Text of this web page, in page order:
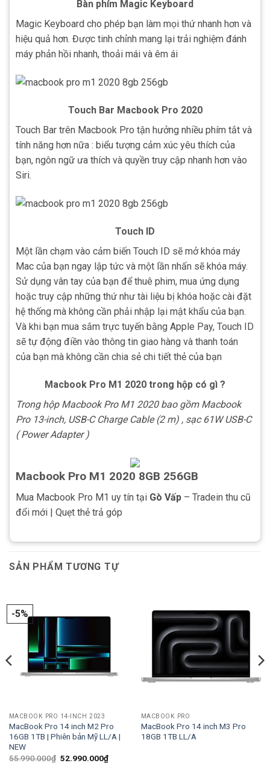
Bàn phím Magic Keyboard
Magic Keyboard cho phép bạn làm mọi thứ nhanh hơn và
hiệu quả hơn. Được tinh chỉnh mang lại trải nghiệm đánh
máy phản hồi nhanh, thoải mái và êm ái
Touch Bar Macbook Pro 2020
Touch Bar trên Macbook Pro tận hưởng nhiều phím tắt và
tính năng hơn nữa : biểu tượng cảm xúc yêu thích của
bạn, ngôn ngữ ưa thích và quyền truy cập nhanh hơn vào
Siri.
Touch ID
Một lần chạm vào cảm biến Touch ID sẽ mở khóa máy
Mac của bạn ngay lập tức và một lần nhấn sẽ khóa máy.
Sử dụng vân tay của bạn để thuê phim, mua ứng dụng
hoặc truy cập những thứ như tài liệu bị khóa hoặc cài đặt
hệ thống mà không cần phải nhập lại mật khẩu của bạn.
Và khi bạn mua sắm trực tuyến bằng Apple Pay, Touch ID
sẽ tự động điền vào thông tin giao hàng và thanh toán
của bạn mà không cần chia sẻ chi tiết thẻ của bạn
Macbook Pro M1 2020 trong hộp có gì ?
Trong hộp Macbook Pro M1 2020 bao gồm Macbook
Pro 13-inch, USB-C Charge Cable (2 m) , sạc 61W USB-C
( Power Adapter )
Macbook Pro M1 2020 8GB 256GB
Mua Macbook Pro M1 uy tín tại Gò Vấp – Tradein thu cũ
đổi mới | Quẹt thẻ trả góp
SẢN PHẨM TƯƠNG TỰ
-5%
MACBOOK PRO 14-INCH 2023
MacBook Pro 14 inch M2 Pro
16GB 1TB | Phiên bản Mỹ LL/A |
NEW
55.990.000₫ Giá
52.990.000₫Giá
hiện
MACBOOK PRO
MacBook Pro 14 inch M3 Pro
18GB 1TB LL/A